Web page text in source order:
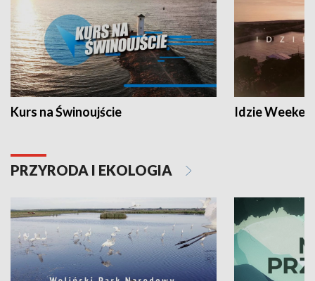
Kurs na Świnoujście Idzie
PRZYRODA I EKOLOGIA